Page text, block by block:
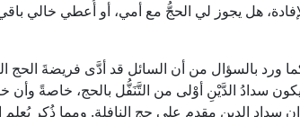
هل يجوز لي الحجُّ مع أمي، أو أُعطي خالي
ورد بالسؤال من أن السائل قد أدَّى فريضةَ
سدادُ الدَّيْنِ أوْلى من التَّنَفُّل بالحج، خاصةً وأن
إن سداد الدين مقدم على حج النافلة. ومما ذُكر يُعلم